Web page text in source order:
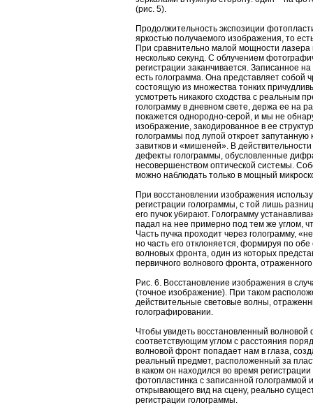
(рис. 5).
Продолжительность экспозиции
яркостью получаемого изображения, то
При сравнительно малой мощности лазера
несколько секунд. С облучением
регистрации заканчивается. Записанное
есть голограмма. Она представляет собой
состоящую из множества тонких
усмотреть никакого сходства с реальным
голограмму в дневном свете, держа ее на
покажется однородно-серой, и мы не
изображение, закодированное в ее
голограммы под лупой откроет запутанную
завитков и «мишеней». В
дефекты голограммы, обусловленные
несовершенством оптической системы.
можно наблюдать только в мощный
При восстановлении изображения
регистрации голограммы, с той лишь
его пучок убирают. Голограмму
падал на нее примерно под тем же углом,
Часть пучка проходит через голограмму,
но часть его отклоняется, формируя по
волновых фронта, один из которых
первичного волнового фронта,
Рис. 6. Восстановление изображения в
(точное изображение). При таком
действительные световые волны,
голографировании.
Чтобы увидеть восстановленный
соответствующим углом с расстояния
волновой фронт попадает нам в глаза,
реальный предмет, расположенный за
в каком он находился во время
фотопластинка с записанной голограммой
открывающего вид на сцену, реально
регистрации голограммы.